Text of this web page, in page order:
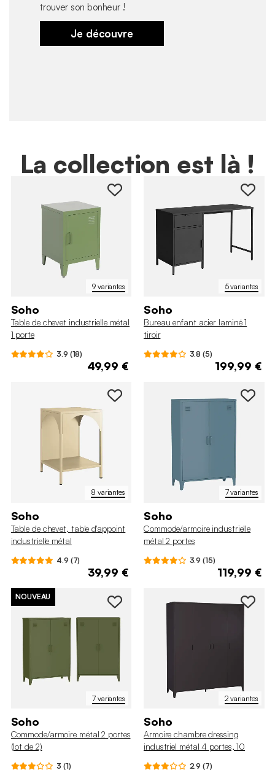
trouver son bonheur !
Je découvre
La collection est là !
9 variantes
Soho
Table de chevet industrielle métal
1 porte
3.9 (18)
49,99 €
5 variantes
Soho
Bureau enfant acier laminé 1
tiroir
3.8 (5)
199,99 €
8 variantes
Soho
Table de chevet, table d'appoint
industrielle métal
4.9 (7)
39,99 €
7 variantes
Soho
Commode/armoire industrielle
métal 2 portes
3.9 (15)
119,99 €
7 variantes
NOUVEAU
Soho
Commode/armoire métal 2 portes
(lot de 2)
3 (1)
2 variantes
Soho
Armoire chambre dressing
industriel métal 4 portes, 10
2.9 (7)